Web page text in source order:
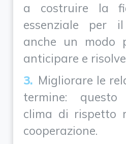
a costruire la
essenziale per
anche un modo
anticipare e
Migliorare le
termine:
clima di rispetto
cooperazione.